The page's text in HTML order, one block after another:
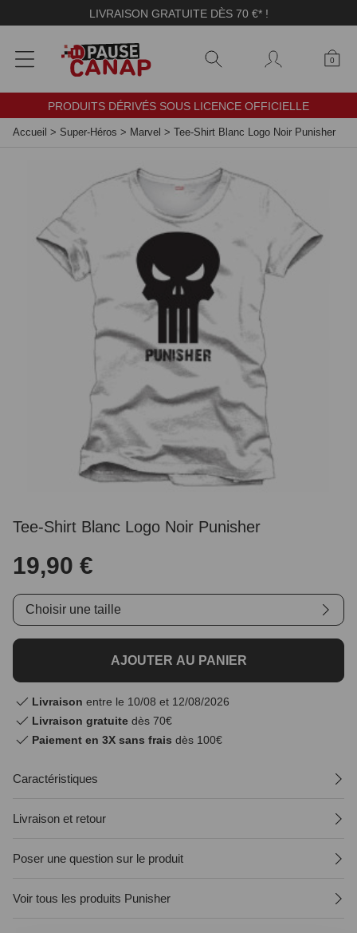
LIVRAISON GRATUITE DÈS 70 €* !
0
PRODUITS DÉRIVÉS SOUS LICENCE OFFICIELLE
Accueil > Super-Héros > Marvel > Tee-Shirt Blanc Logo Noir Punisher
Tee-Shirt Blanc Logo Noir Punisher
19,90 €
Choisir une taille
AJOUTER AU PANIER
Livraison entre le 10/08 et 12/08/2026
Livraison gratuite dès 70€
Paiement en 3X sans frais dès 100€
Caractéristiques
Livraison et retour
Poser une question sur le produit
Voir tous les produits Punisher
Panneau de gestion des cookies